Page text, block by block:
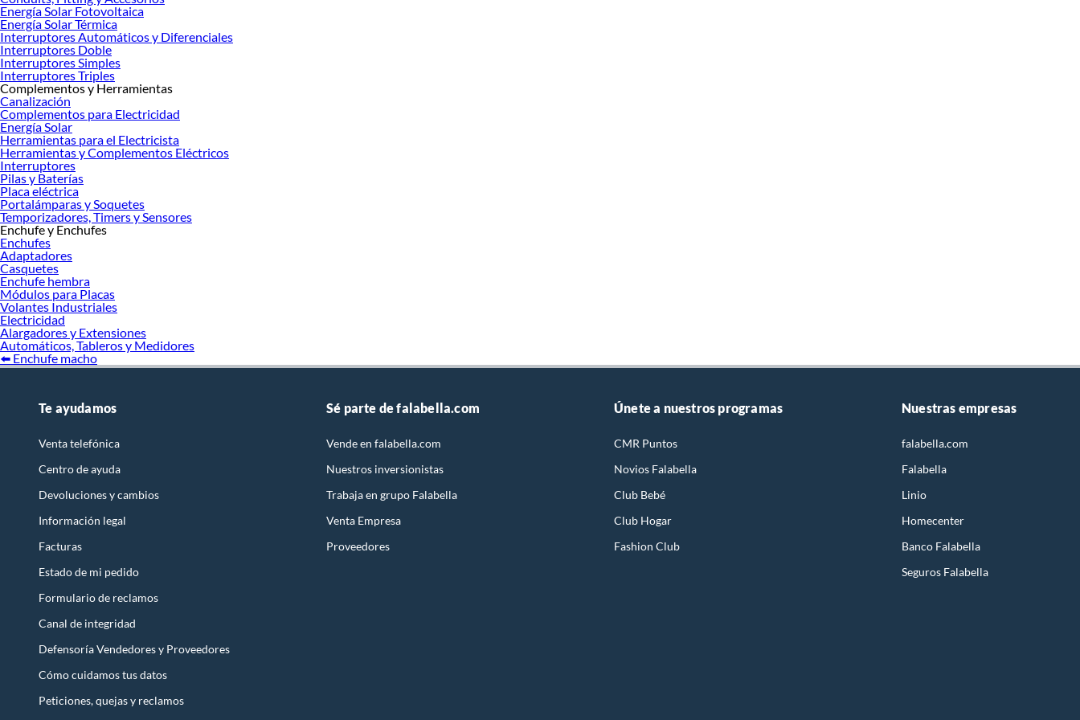
Energía Solar Fotovoltaica
Energía Solar Térmica
Interruptores Automáticos y Diferenciales
Interruptores Doble
Interruptores Simples
Interruptores Triples
Complementos y Herramientas
Canalización
Complementos para Electricidad
Energía Solar
Herramientas para el Electricista
Herramientas y Complementos Eléctricos
Interruptores
Pilas y Baterías
Placa eléctrica
Portalámparas y Soquetes
Temporizadores, Timers y Sensores
Enchufe y Enchufes
Enchufes
Adaptadores
Casquetes
Enchufe hembra
Módulos para Placas
Volantes Industriales
Electricidad
Alargadores y Extensiones
Automáticos, Tableros y Medidores
⬅️ Enchufe macho
Te ayudamos
Venta telefónica
Centro de ayuda
Devoluciones y cambios
Información legal
Facturas
Estado de mi pedido
Formulario de reclamos
Canal de integridad
Defensoría Vendedores y Proveedores
Cómo cuidamos tus datos
Peticiones, quejas y reclamos
Sé parte de falabella.com
Vende en falabella.com
Nuestros inversionistas
Trabaja en grupo Falabella
Venta Empresa
Proveedores
Únete a nuestros programas
CMR Puntos
Novios Falabella
Club Bebé
Club Hogar
Fashion Club
Nuestras empresas
falabella.com
Falabella
Linio
Homecenter
Banco Falabella
Seguros Falabella